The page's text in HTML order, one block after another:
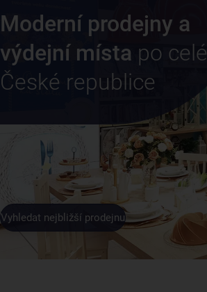
Moderní prodejny a
výdejní místa po celé
České republice
Vyhledat nejbližší prodejnu